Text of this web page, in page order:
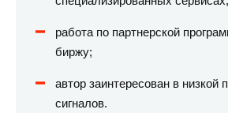
работа по партнерской
биржу;
автор заинтересован в низкой
сигналов.